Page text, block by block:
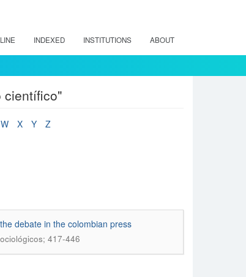
INDEXED INSTITUTIONS ABOUT
científico"
W X Y
Z
debate in the colombian press
417-446